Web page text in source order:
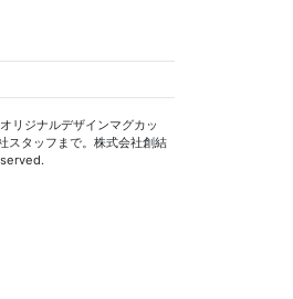
リジナルデザインマグカッ
スタッフまで。株式会社創結